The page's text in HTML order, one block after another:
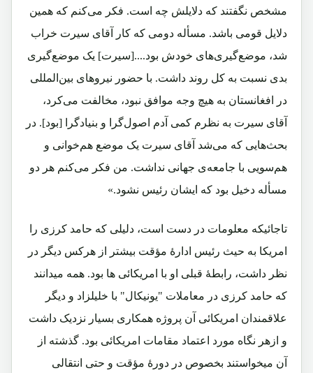
مشخص نگفتند که دلایلش چه است. فکر می‌کنم که همین
دلایل قومی باشد. مسأله دومی که کار آقای سیرت خراب
شد، موضع‌گیری‌های خودش بود....[سیرت] یک موضع‌گیری
بدی نسبت به کل روند داشت. با حضور نیروهای بین‌المللی
در افغانستان به هیچ وجه موافق نبود، مخالفت می‌کرد،
آقای سیرت به نظرم کمی آدم اصول‌گرا و بنیادگرا [بود]. در
بحث‌هایی که می‌شد آقای سیرت یک موضع هم‌خوانی و
هم‌سویی با جامعه‌ی جهانی نداشت. من فکر می‌کنم هر دو
مسأله دخیل بود که ایشان رئیس نشود.»
تاجائیکه معلومات در دست است، دلیلی که حامد کرزی را
امریکا به حیث رئیس ادارۀ مؤقت بیشتر از هرکس دیگر در
نظر داشت، رابطۀ قبلی او با امریکائی ها بود. همه میدانند
که حامد کرزی در معاملات "یونیکال" با خلیلزاد و دیگر
علاقمندان امریکائی آن پروژه همکاری بسیار نزدیک داشت
و ازهر نگاه مورد اعتماد مقامات امریکائی بود. گذشته از
آن میخواستند بخصوص در دورۀ مؤقت و حتی انتقالی